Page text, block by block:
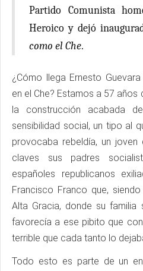
Partido Comunista
Heroico y dejó
como el Che.
¿Cómo llega Ernesto
en el Che? Estamos a 57 años
la construcción acabada
sensibilidad social, un tipo al
provocaba rebeldía, un
claves sus padres
españoles republicanos
Francisco Franco que,
Alta Gracia, donde su
favorecía a ese pibito que
terrible que cada tanto lo
Todo esto es parte de un